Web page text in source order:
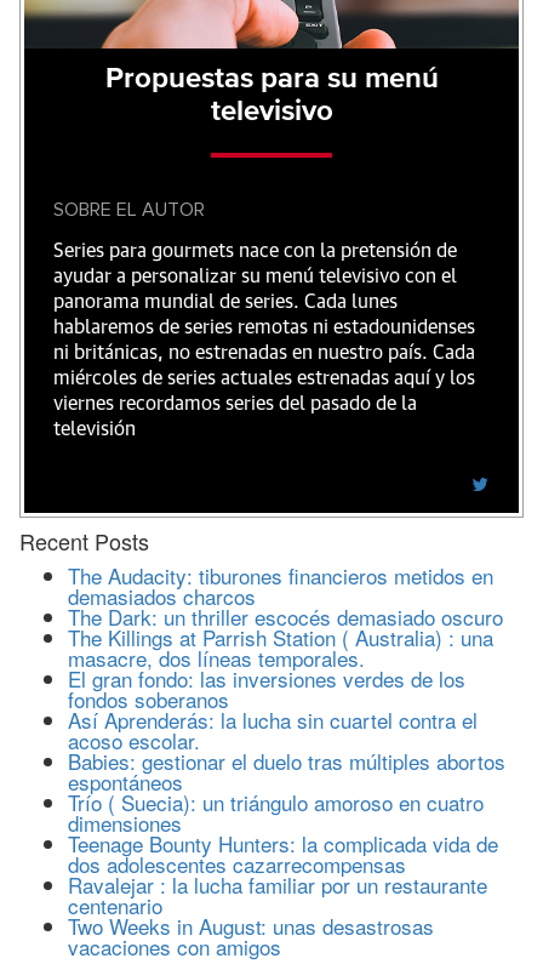
Propuestas para su menú
televisivo
SOBRE EL AUTOR
Series para gourmets nace con la pretensión de
ayudar a personalizar su menú televisivo con el
panorama mundial de series. Cada lunes
hablaremos de series remotas ni estadounidenses
ni británicas, no estrenadas en nuestro país. Cada
miércoles de series actuales estrenadas aquí y los
viernes recordamos series del pasado de la
televisión
Recent Posts
The Audacity: tiburones financieros metidos en
demasiados charcos
The Dark: un thriller escocés demasiado oscuro
The Killings at Parrish Station ( Australia) : una
masacre, dos líneas temporales.
El gran fondo: las inversiones verdes de los
fondos soberanos
Así Aprenderás: la lucha sin cuartel contra el
acoso escolar.
Babies: gestionar el duelo tras múltiples abortos
espontáneos
Trío ( Suecia): un triángulo amoroso en cuatro
dimensiones
Teenage Bounty Hunters: la complicada vida de
dos adolescentes cazarrecompensas
Ravalejar : la lucha familiar por un restaurante
centenario
Two Weeks in August: unas desastrosas
vacaciones con amigos